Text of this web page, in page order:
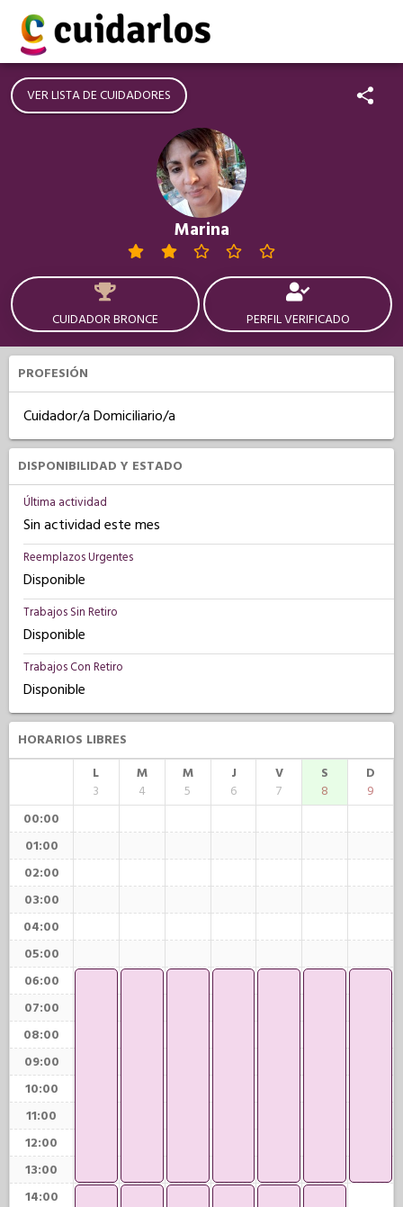
VER LISTA DE CUIDADORES
Marina
CUIDADOR BRONCE PERFIL VERIFICADO
PROFESIÓN
Cuidador/a Domiciliario/a
DISPONIBILIDAD Y ESTADO
Última actividad
Sin actividad este mes
Reemplazos Urgentes
Disponible
Trabajos Sin Retiro
Disponible
Trabajos Con Retiro
Disponible
HORARIOS LIBRES
L
3
M
4
M
5
J
6
V
7
S
8
D
9
00:00
01:00
02:00
03:00
04:00
05:00
06:00
07:00
08:00
09:00
10:00
11:00
12:00
13:00
14:00